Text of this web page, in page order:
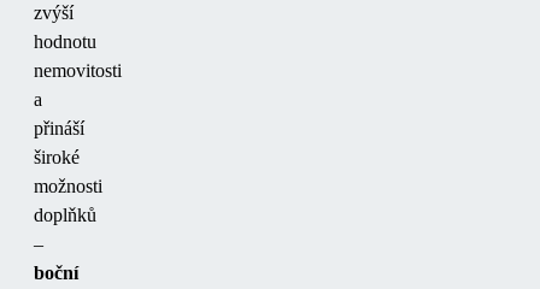
zvýší
hodnotu
nemovitosti
a
přináší
široké
možnosti
doplňků
–
boční